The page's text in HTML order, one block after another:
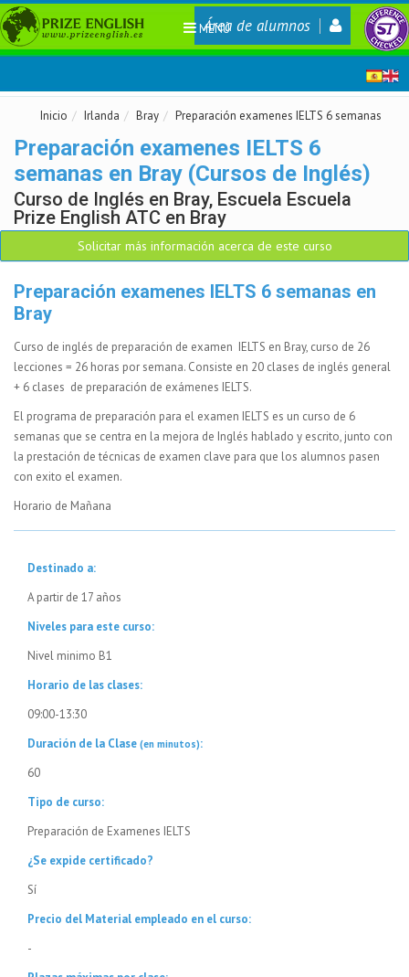
Área de alumnos
MENÚ
Inicio Irlanda Bray Preparación examenes IELTS 6 semanas
Preparación examenes IELTS 6
semanas en Bray (Cursos de Inglés)
Curso de Inglés en Bray, Escuela Escuela
Prize English ATC en Bray
Solicitar más información acerca de este curso
Preparación examenes IELTS 6 semanas en
Bray
Curso de inglés de preparación de examen IELTS en Bray, curso de 26
lecciones = 26 horas por semana. Consiste en 20 clases de inglés general
+ 6 clases de preparación de exámenes IELTS.
El programa de preparación para el examen IELTS es un curso de 6
semanas que se centra en la mejora de Inglés hablado y escrito, junto con
la prestación de técnicas de examen clave para que los alumnos pasen
con exito el examen.
Horario de Mañana
Destinado a:
A partir de 17 años
Niveles para este curso:
Nivel minimo B1
Horario de las clases:
09:00-13:30
Duración de la Clase (en minutos):
60
Tipo de curso:
Preparación de Examenes IELTS
¿Se expide certificado?
Sí
Precio del Material empleado en el curso:
-